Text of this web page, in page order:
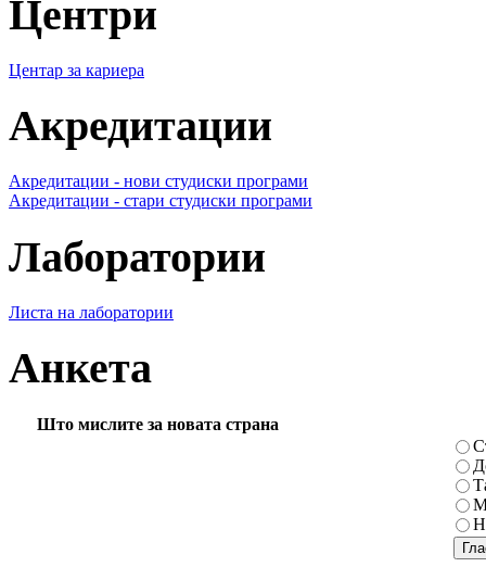
Центри
Центар за кариера
Акредитации
Акредитации - нови студиски програми
Акредитации - стари студиски програми
Лаборатории
Листа на лаборатории
Анкета
Што мислите за новата страна